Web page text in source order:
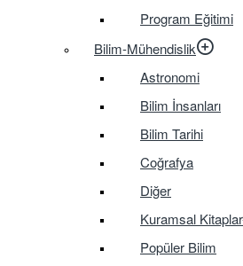
Program Eğitimi
Bilim-Mühendislik
Astronomi
Bilim İnsanları
Bilim Tarihi
Coğrafya
Diğer
Kuramsal
Popüler Bilim